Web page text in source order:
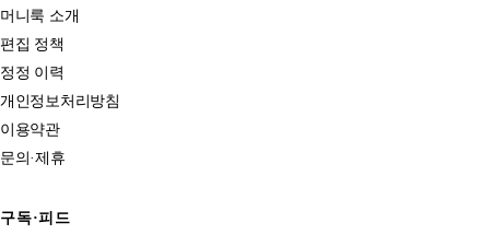
머니룩 소개
편집 정책
정정 이력
개인정보처리방침
이용약관
문의·제휴
구독·피드